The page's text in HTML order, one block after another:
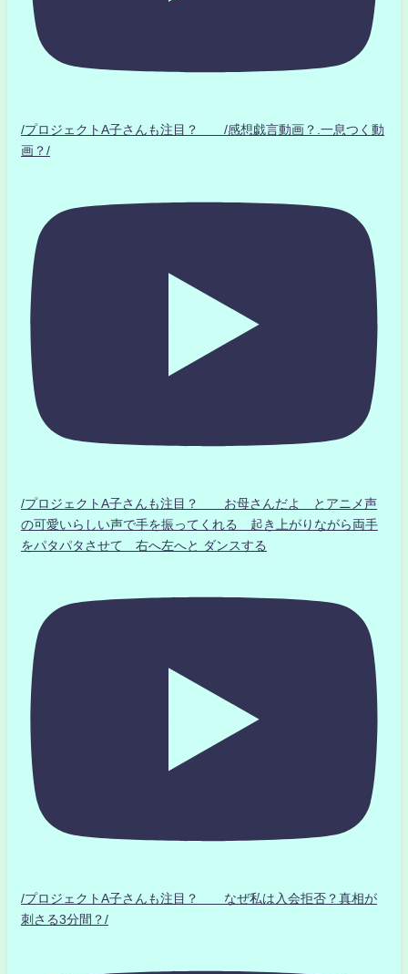
/プロジェクトA子さんも注目？ /感想戯言動画？.一息つく動
画？/
/プロジェクトA子さんも注目？ お母さんだよ とアニメ声
の可愛いらしい声で手を振ってくれる 起き上がりながら両手
をパタパタさせて 右へ左へと ダンスする
/プロジェクトA子さんも注目？ なぜ私は入会拒否？真相が
刺さる3分間？/